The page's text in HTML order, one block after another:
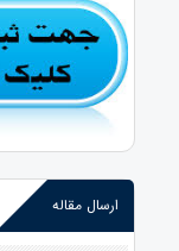
ارسال مقاله